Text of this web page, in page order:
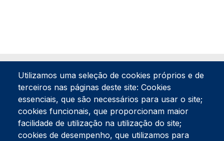
Tel:234 390 100Fax:234 390 100
Utilizamos uma seleção de cookies próprios e de
terceiros nas páginas deste site: Cookies
essenciais, que são necessários para usar o site;
cookies funcionais, que proporcionam maior
facilidade de utilização na utilização do site;
cookies de desempenho, que utilizamos para